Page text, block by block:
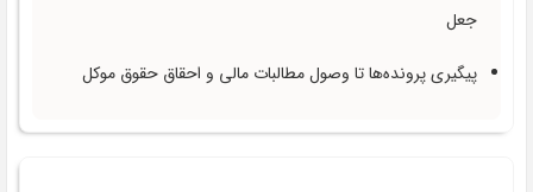
جعل
پیگیری پرونده‌ها تا وصول مطالبات مالی و احقاق حقوق موکل